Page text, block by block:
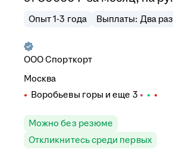
Опыт 1-3 года Выплаты: Два
ОООСпорткорт
Москва
Воробьевы горы и еще 3
Можно без резюме
Откликнитесь среди первых